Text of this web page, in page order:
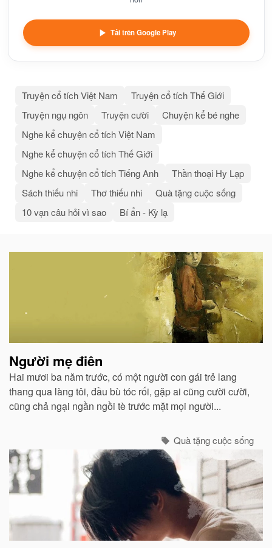
Tải trên Google Play
Truyện cổ tích Việt Nam
Truyện cổ tích Thế Giới
Truyện ngụ ngôn
Truyện cười
Chuyện kể bé nghe
Nghe kể chuyện cổ tích Việt Nam
Nghe kể chuyện cổ tích Thế Giới
Nghe kể chuyện cổ tích Tiếng Anh
Thần thoại Hy Lạp
Sách thiếu nhi
Thơ thiếu nhi
Quà tặng cuộc sống
10 vạn câu hỏi vì sao
Bí ẩn - Kỳ lạ
Bài
quan
Người mẹ điên
Hai mươi ba năm trước, có một người con gái trẻ lang
thang qua làng tôi, đầu bù tóc rối, gặp ai cũng cười cười,
cũng chả ngại ngần ngồi tè trước mặt mọi người...
Quà tặng cuộc sống